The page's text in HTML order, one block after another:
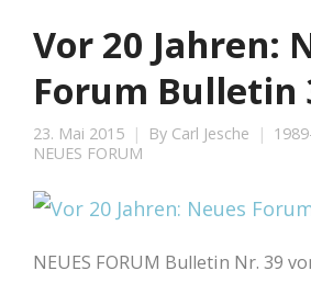
Vor 20 Jahren:
Forum Bulletin
23. Mai 2015 By Carl Jesche
NEUES FORUM
NEUES FORUM Bulletin Nr. 39